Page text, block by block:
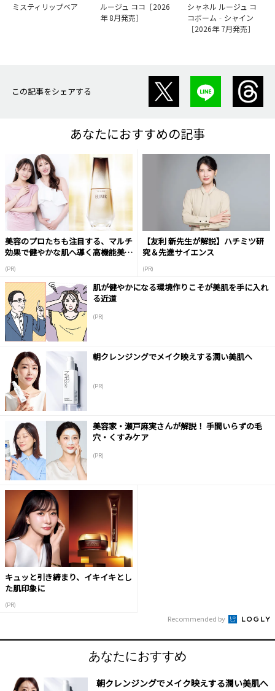
ミスティリップベア
ルージュ ココ［2026
年 8月発売］
シャネル ルージュ コ
コボーム‐シャイン
［2026年 7月発売］
この記事をシェアする
あなたにおすすめの記事
美容のプロたちも注目する、マルチ
効果で健やかな肌へ導く高機能美容
(PR)
【友利 新先生が解説】ハチミツ研
究＆先進サイエンス
(PR)
肌が健やかになる環境作りこそが美肌を手に入れ
る近道
(PR)
朝クレンジングでメイク映えする潤い美肌へ
(PR)
美容家・瀬戸麻実さんが解説！ 手間いらずの毛
穴・くすみケア
(PR)
キュッと引き締まり、イキイキとし
た肌印象に
(PR)
Recommended by
あなたにおすすめ
朝クレンジングでメイク映えする潤い美肌へ